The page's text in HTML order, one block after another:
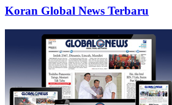
Koran Global News Terbaru